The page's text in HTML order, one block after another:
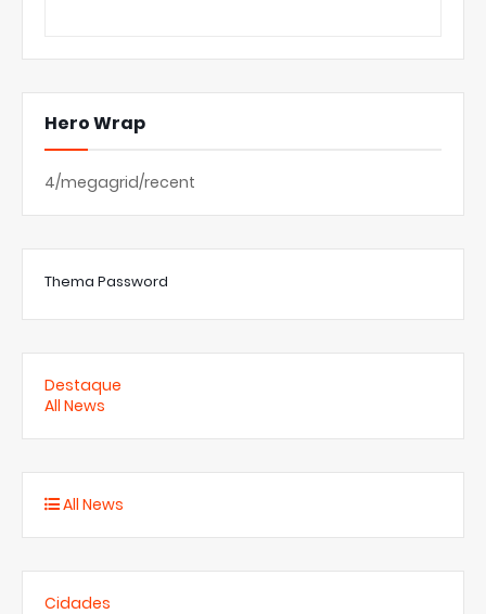
Hero Wrap
4/megagrid/recent
Thema Password
Destaque
All News
All News
Cidades